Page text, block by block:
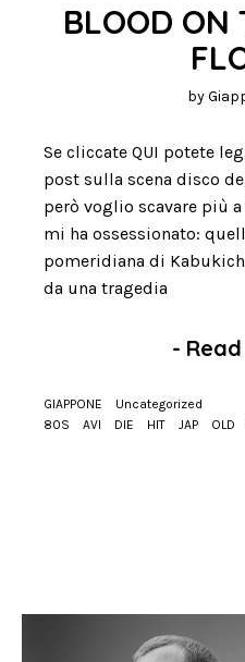
BLOOD ON
by
Se cliccate QUI potete
post sulla scena disco
però voglio scavare più
mi ha ossessionato:
pomeridiana di
da una tragedia
-
GIAPPONE
Uncategorized
80S
AVI DIE HIT JAP OLD